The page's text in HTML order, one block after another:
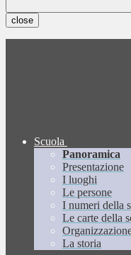
close
Scuola
Panoramica
Presentazione
I luoghi
Le persone
I numeri della
Le carte della
La storia